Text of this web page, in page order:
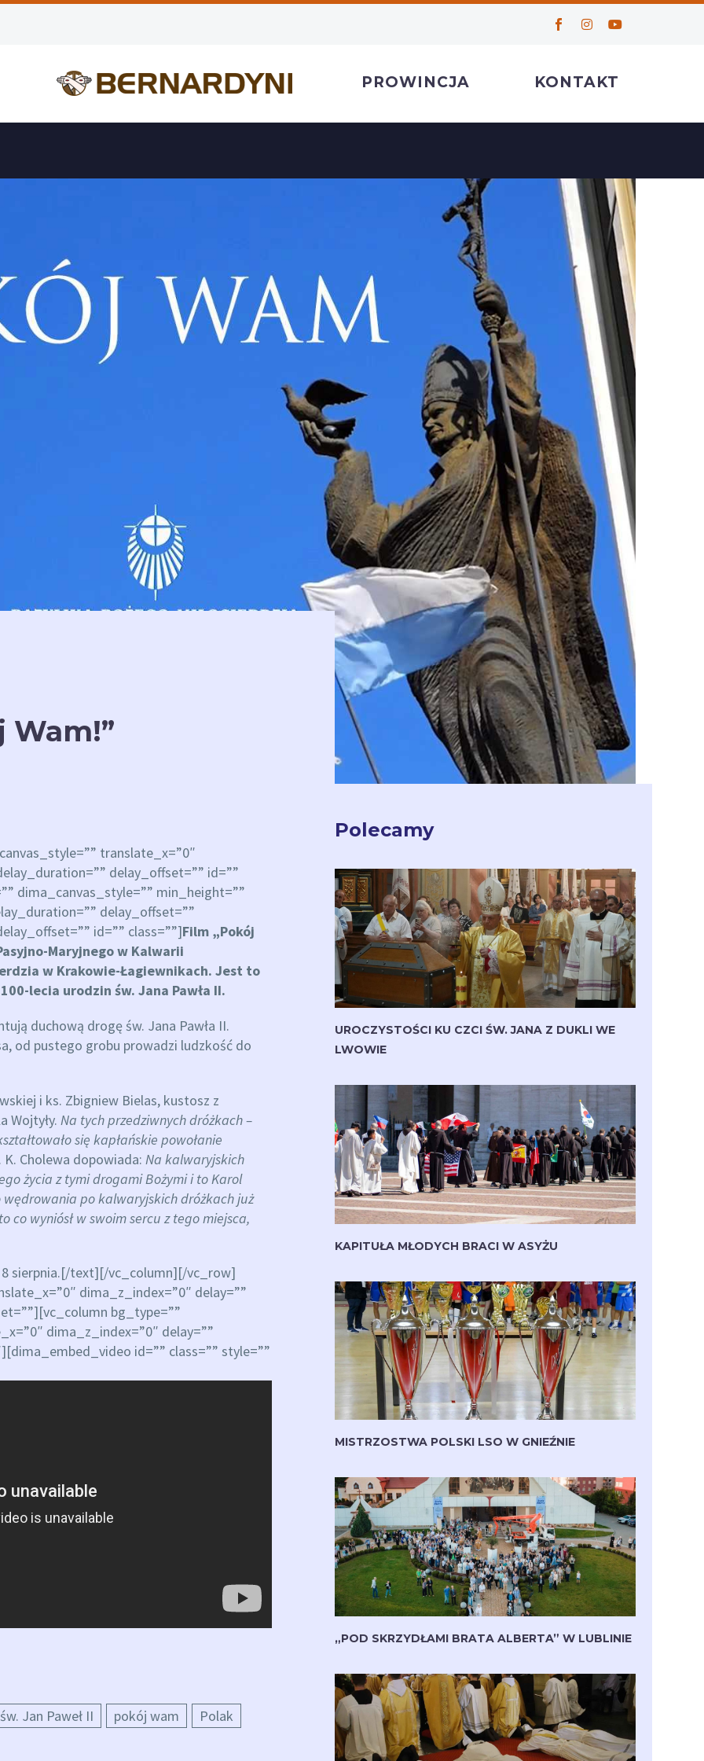
PROWINCJA KONTAKT
Wam!”
translate_x=”0″
delay_offset=”” id=””
dima_canvas_style=”” min_height=””
delay_offset=””
id=”” class=””]Film „Pokój
Maryjnego w Kalwarii
w Krakowie-Łagiewnikach. Jest to
lecia urodzin św. Jana Pawła II.
duchową drogę św. Jana Pawła II.
od pustego grobu prowadzi ludzkość do
i ks. Zbigniew Bielas, kustosz z
Wojtyły. Na tych przedziwnych dróżkach –
się kapłańskie powołanie
Cholewa dopowiada: Na kalwaryjskich
życia z tymi drogami Bożymi i to Karol
wędrowania po kalwaryjskich dróżkach już
wyniósł w swoim sercu z tego miejsca,
sierpnia.[/text][/vc_column][/vc_row]
dima_z_index=”0″ delay=””
bg_type=””
dima_z_index=”0″ delay=””
id=”” class=”” style=””
św. Jan Paweł II pokój wam Polak
Polecamy
UROCZYSTOŚCI KU CZCI ŚW. JANA Z DUKLI WE
LWOWIE
KAPITUŁA MŁODYCH BRACI W ASYŻU
MISTRZOSTWA POLSKI LSO W GNIEŹNIE
„POD SKRZYDŁAMI BRATA ALBERTA” W LUBLINIE